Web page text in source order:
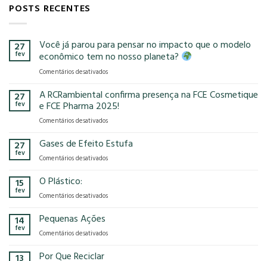
POSTS RECENTES
27
fev
Você já parou para pensar no impacto que o modelo
econômico tem no nosso planeta?
Comentários desativadosem
já
parou
para
pensar
impacto
o
tem
27
fev
A RCRambiental confirma presença na FCE Cosmetique
e FCE Pharma 2025!
Comentários desativadosem
RCRambiental
presença
e
2025!
27
fev
Gases de Efeito Estufa
Comentários desativadosem
Estufa
15
fev
O Plástico:
Comentários desativadosem
14
fev
Pequenas Ações
Comentários desativadosem
Por Que Reciclar